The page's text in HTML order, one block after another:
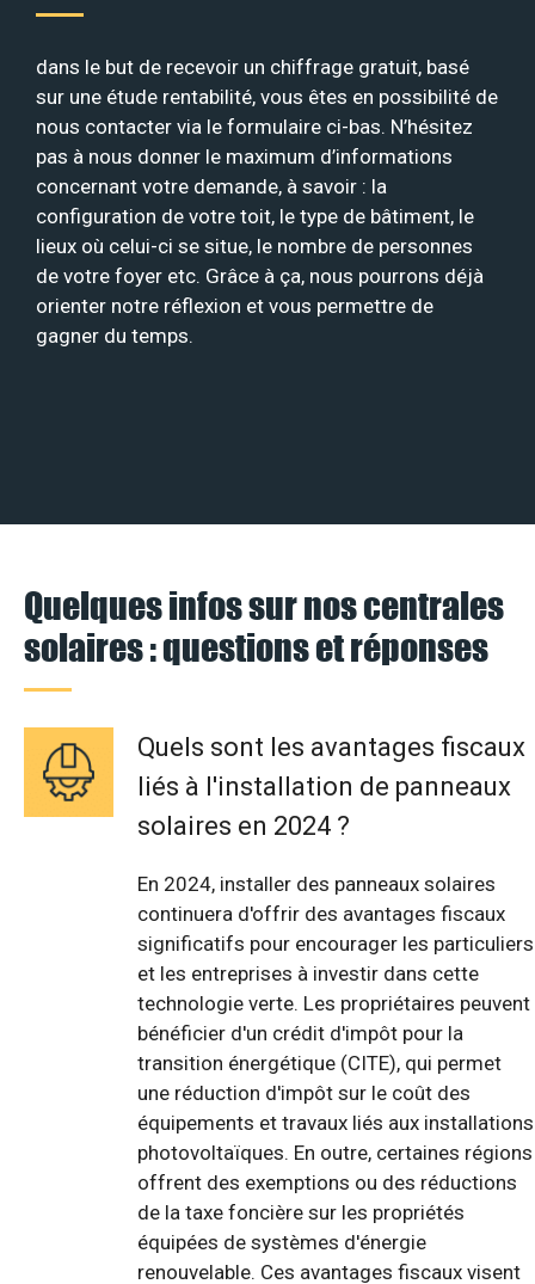
dans le but de recevoir un chiffrage gratuit, basé
sur une étude rentabilité, vous êtes en possibilité de
nous contacter via le formulaire ci-bas. N’hésitez
pas à nous donner le maximum d’informations
concernant votre demande, à savoir : la
configuration de votre toit, le type de bâtiment, le
lieux où celui-ci se situe, le nombre de personnes
de votre foyer etc. Grâce à ça, nous pourrons déjà
orienter notre réflexion et vous permettre de
gagner du temps.
Quelques infos sur nos centrales
solaires : questions et réponses
Quels sont les avantages fiscaux
liés à l'installation de panneaux
solaires en 2024 ?
En 2024, installer des panneaux solaires
continuera d'offrir des avantages fiscaux
significatifs pour encourager les particuliers
et les entreprises à investir dans cette
technologie verte. Les propriétaires peuvent
bénéficier d'un crédit d'impôt pour la
transition énergétique (CITE), qui permet
une réduction d'impôt sur le coût des
équipements et travaux liés aux installations
photovoltaïques. En outre, certaines régions
offrent des exemptions ou des réductions
de la taxe foncière sur les propriétés
équipées de systèmes d'énergie
renouvelable. Ces avantages fiscaux visent